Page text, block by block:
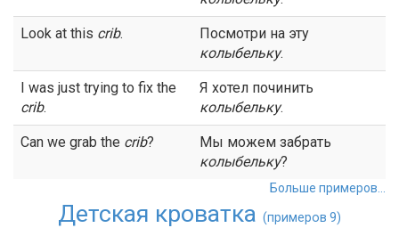
Look at this crib.
Посмотри на эту
колыбельку.
I was just trying to fix the
crib.
Я хотел починить
колыбельку.
Can we grab the crib?
Мы можем забрать
колыбельку?
Больше примеров...
Детская кроватка (примеров 9)